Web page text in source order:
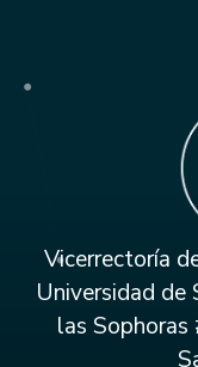
Vicerrectoría
Universidad de
las